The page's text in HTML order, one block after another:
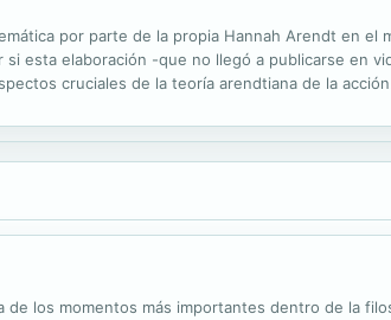
por parte de la propia Hannah Arendt en el
esta elaboración -que no llegó a publicarse en
cruciales de la teoría arendtiana de la
los momentos más importantes dentro de la